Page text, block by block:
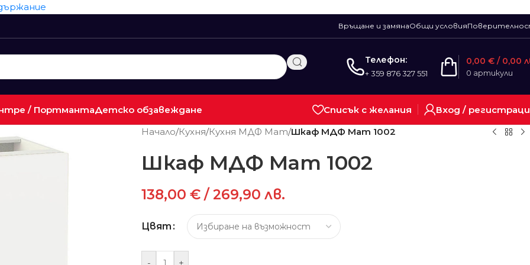
Връщане и замянаОбщи условия
Телефон:
+ 359 876 327 551 0 артикули
0,00 € / 0,00
/ ПортмантаДетско обзавеждане Списък с желания
Вход /
Начало/Кухня/Кухня МДФ Мат/Шкаф МДФ Мат 1002
Шкаф МДФ Мат 1002
138,00 € / 269,90 лв.
Цвят